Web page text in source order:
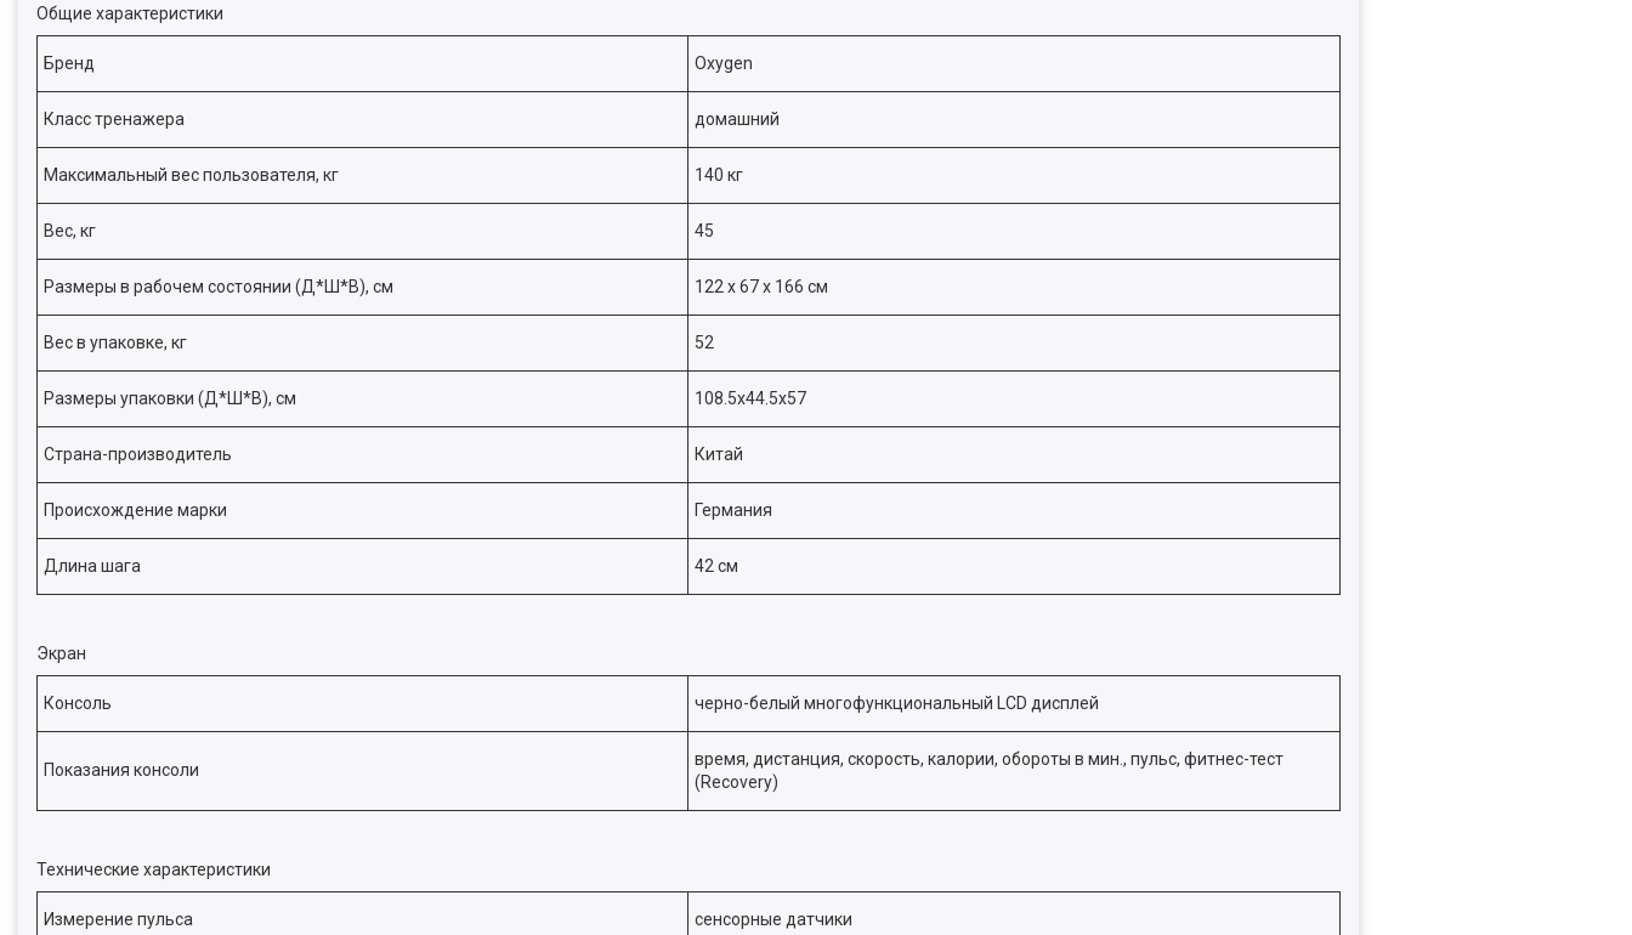
Общие характеристики
Бренд Oxygen
Класс тренажера домашний
Максимальный вес пользователя, кг 140 кг
Вес, кг 45
Размеры в рабочем состоянии (Д*Ш*В), см 122 x 67 x 166 см
Вес в упаковке, кг 52
Размеры упаковки (Д*Ш*В), см 108.5x44.5x57
Страна-производитель Китай
Происхождение марки Германия
Длина шага 42 см
Экран
Консоль черно-белый многофункциональный LCD дисплей
Показания консоли
время, дистанция, скорость, калории, обороты в мин., пульс, фитнес-тест
(Recovery)
Технические характеристики
Измерение пульса сенсорные датчики